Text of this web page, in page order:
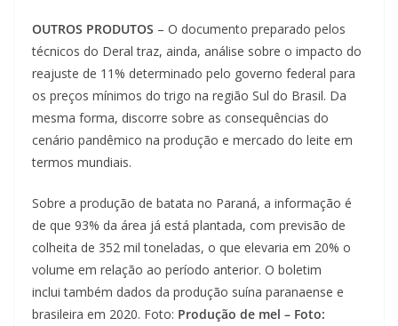
OUTROS PRODUTOS – O documento preparado pelos
técnicos do Deral traz, ainda, análise sobre o impacto do
reajuste de 11% determinado pelo governo federal para
os preços mínimos do trigo na região Sul do Brasil. Da
mesma forma, discorre sobre as consequências do
cenário pandêmico na produção e mercado do leite em
termos mundiais.
Sobre a produção de batata no Paraná, a informação é
de que 93% da área já está plantada, com previsão de
colheita de 352 mil toneladas, o que elevaria em 20% o
volume em relação ao período anterior. O boletim
inclui também dados da produção suína paranaense e
brasileira em 2020. Foto: Produção de mel – Foto: